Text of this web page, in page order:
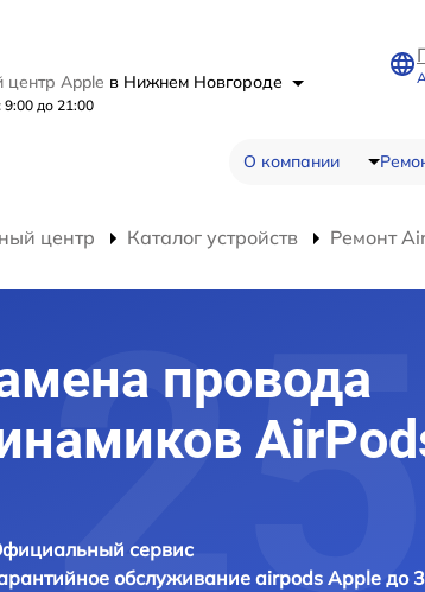
центр Apple в Нижнем Новгороде
до 21:00
О компании
центр Каталог устройств Ремонт
провода
сервис
обслуживание airpods Apple до